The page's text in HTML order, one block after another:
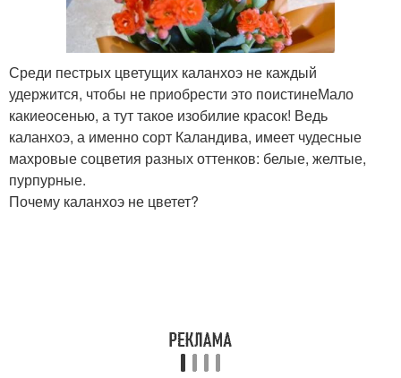
Среди пестрых цветущих каланхоэ не каждый
удержится, чтобы не приобрести это поистинеМало
какиеосенью, а тут такое изобилие красок! Ведь
каланхоэ, а именно сорт Каландива, имеет чудесные
махровые соцветия разных оттенков: белые, желтые,
пурпурные.
Почему каланхоэ не цветет?